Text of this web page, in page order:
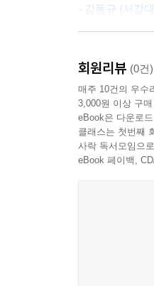
드러낸다. 평범
기획은 그 역할
독자 대상
- 문화 신학을
- 세상 속 그리
- 김동규 (서강
개신교 내의
삶을 실천하게
삼위 하나님이
- 유해무 (고려
솔직히 말하자.
일은 마치 자동
회원리뷰 (0건)
매주 10건의 우수
3,000원 이상 구
eBook은 다운로
클래스는 첫번째
사락 독서모임으
eBook 페이백,